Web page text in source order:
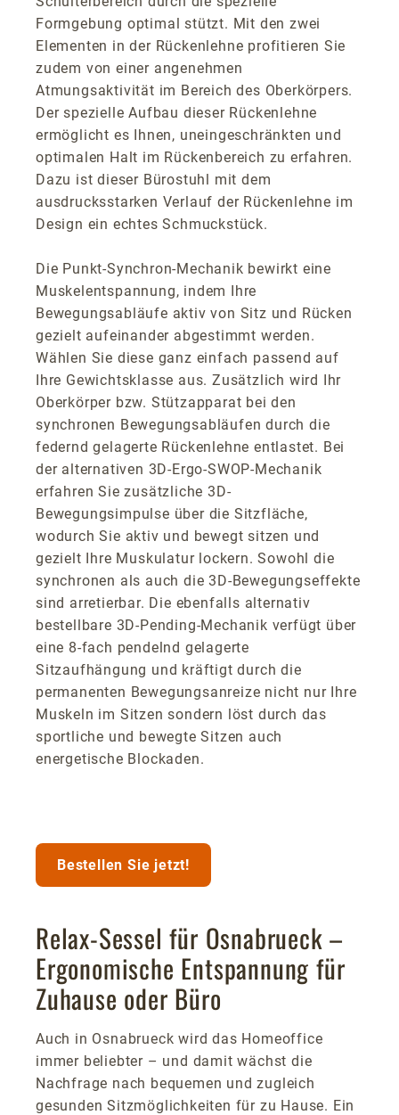
Formgebung optimal stützt. Mit den zwei
Elementen in der Rückenlehne profitieren Sie
zudem von einer angenehmen
Atmungsaktivität im Bereich des Oberkörpers.
Der spezielle Aufbau dieser Rückenlehne
ermöglicht es Ihnen, uneingeschränkten und
optimalen Halt im Rückenbereich zu erfahren.
Dazu ist dieser Bürostuhl mit dem
ausdrucksstarken Verlauf der Rückenlehne im
Design ein echtes Schmuckstück.
Die Punkt-Synchron-Mechanik bewirkt eine
Muskelentspannung, indem Ihre
Bewegungsabläufe aktiv von Sitz und Rücken
gezielt aufeinander abgestimmt werden.
Wählen Sie diese ganz einfach passend auf
Ihre Gewichtsklasse aus. Zusätzlich wird Ihr
Oberkörper bzw. Stützapparat bei den
synchronen Bewegungsabläufen durch die
federnd gelagerte Rückenlehne entlastet. Bei
der alternativen 3D-Ergo-SWOP-Mechanik
erfahren Sie zusätzliche 3D-
Bewegungsimpulse über die Sitzfläche,
wodurch Sie aktiv und bewegt sitzen und
gezielt Ihre Muskulatur lockern. Sowohl die
synchronen als auch die 3D-Bewegungseffekte
sind arretierbar. Die ebenfalls alternativ
bestellbare 3D-Pending-Mechanik verfügt über
eine 8-fach pendelnd gelagerte
Sitzaufhängung und kräftigt durch die
permanenten Bewegungsanreize nicht nur Ihre
Muskeln im Sitzen sondern löst durch das
sportliche und bewegte Sitzen auch
energetische Blockaden.
Bestellen Sie jetzt!
Relax-Sessel für Osnabrueck –
Ergonomische Entspannung für
Zuhause oder Büro
Auch in Osnabrueck wird das Homeoffice
immer beliebter – und damit wächst die
Nachfrage nach bequemen und zugleich
gesunden Sitzmöglichkeiten für zu Hause. Ein